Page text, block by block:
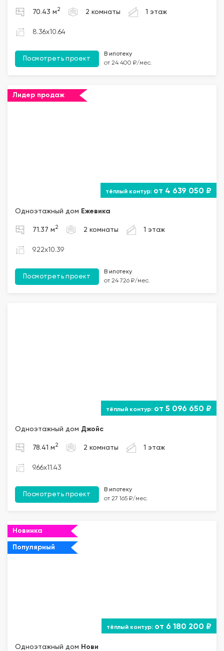
70.43 м 2 2 комнаты 1 этаж
8.36x10.64
Посмотреть проект
В ипотеку
от 24 400 ₽/мес.
Лидер продаж
от 4 639 050 ₽
Одноэтажный дом Ежевика
71.37 м 2 2 комнаты 1 этаж
9.22x10.39
Посмотреть проект
В ипотеку
от 24 726 ₽/мес.
от 5 096 650 ₽
Одноэтажный дом Джойс
78.41 м 2 2 комнаты 1 этаж
9.66x11.43
Посмотреть проект
В ипотеку
от 27 165 ₽/мес.
Новинка
Популярный
от 6 180 200 ₽
Одноэтажный дом Нови